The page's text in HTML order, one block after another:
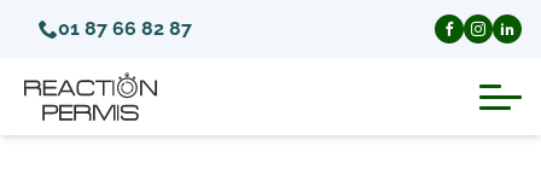
01 87 66 82 87